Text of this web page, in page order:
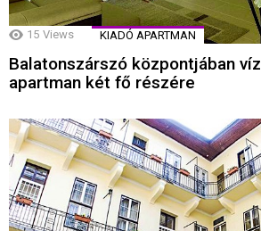
15 Views KIADÓ APARTMAN
Balatonszárszó központjában
apartman két fő részére